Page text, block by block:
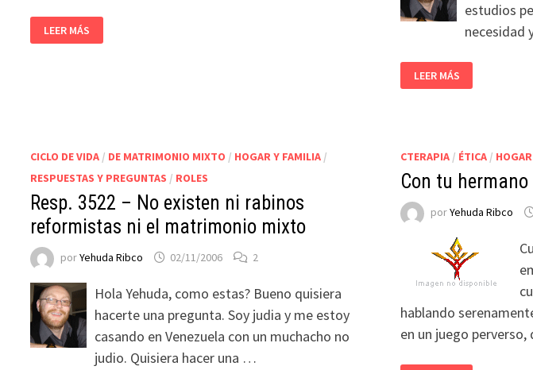
LEER MÁS
estudios
necesidad
LEER MÁS
CICLO DE VIDA / DE MATRIMONIO MIXTO / HOGAR Y FAMILIA /
RESPUESTAS Y PREGUNTAS / ROLES
Resp. 3522 – No existen ni rabinos
reformistas ni el matrimonio mixto
porYehuda Ribco 02/11/2006 2
Hola Yehuda, como estas? Bueno quisiera
hacerte una pregunta. Soy judia y me estoy
casando en Venezuela con un muchacho no
judio. Quisiera hacer una …
CTERAPIA/ ÉTICA/
Con tu hermano
porYehuda Ribco
hablando
en un juego